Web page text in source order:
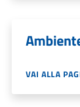
VAI ALLA